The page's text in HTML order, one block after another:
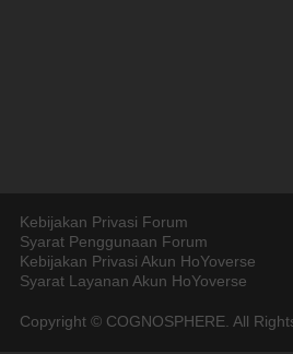
Kebijakan Privasi Forum
Syarat Penggunaan Forum
Kebijakan Privasi Akun HoYoverse
Syarat Layanan Akun HoYoverse
Copyright © COGNOSPHERE. All